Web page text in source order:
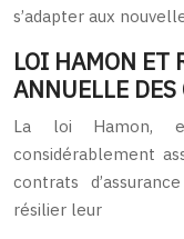
s’adapter aux
LOI HAMON ET
ANNUELLE DES
La loi Hamon,
considérablement
contrats
résilier leur